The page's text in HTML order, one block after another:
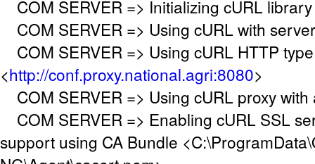
COM SERVER => Initializing cURL
COM SERVER => Using cURL with
COM SERVER => Using cURL HTTP
<http://conf.proxy.national.agri:8080>
COM SERVER => Using cURL proxy
COM SERVER => Enabling cURL SSL
support using CA Bundle